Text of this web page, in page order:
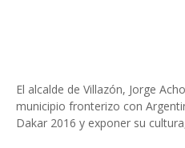
El alcalde de Villazón, Jorge
municipio fronterizo con
Dakar 2016 y exponer su